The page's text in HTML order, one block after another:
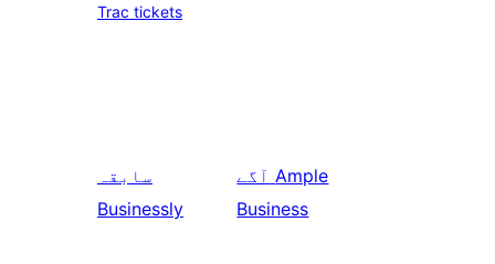
Trac tickets
سابقہ
Businessly
آگے Ample
Business